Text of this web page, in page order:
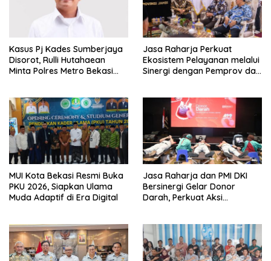
Kasus Pj Kades Sumberjaya
Disorot, Rulli Hutahaean
Minta Polres Metro Bekasi
Jasa Raharja Perkuat
Ekosistem Pelayanan melalui
Sinergi dengan Pemprov dan
MUI Kota Bekasi Resmi Buka
PKU 2026, Siapkan Ulama
Muda Adaptif di Era Digital
Jasa Raharja dan PMI DKI
Bersinergi Gelar Donor
Darah, Perkuat Aksi